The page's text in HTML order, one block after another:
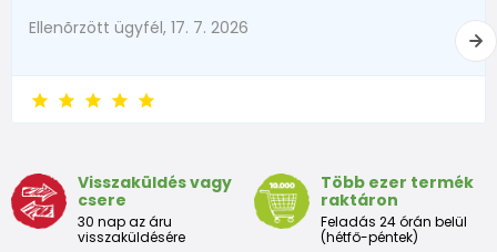
Ellenõrzött ügyfél, 17. 7. 2026
Visszaküldés vagy
csere
30 nap az áru
visszaküldésére
Több ezer termék
raktáron
Feladás 24 órán belül
(hétfő-péntek)